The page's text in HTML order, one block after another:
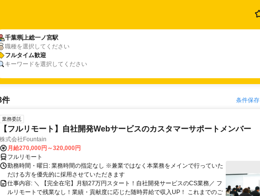
千葉県上総一ノ宮駅
職種を選択してください
フルタイム歓迎
キーワードを選択してください
件 条件保存
業務委託
【フルリモート】自社開発Webサービスのカスタマーサポートメンバー
株式会社Fountain
月給270,000円～320,000円
フルリモート
勤務時間・曜日: 業務時間の指定なし ※兼業ではなく本業務をメインで行っていた
だける方を優先的に採用させていただきます
仕事内容: ＼ 【完全在宅】月額27万円スタート！自社開発サービスのCS業務／ フ
ルリモートで残業なし！業績・貢献度に応じた随時昇給で収入UP！ これまでのご